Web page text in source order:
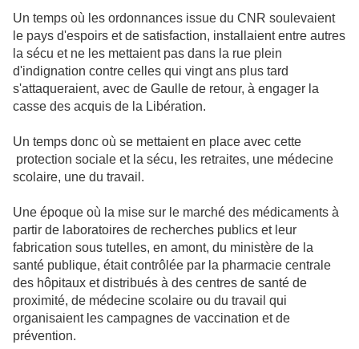
Un temps où les ordonnances issue du CNR soulevaient
le pays d'espoirs et de satisfaction, installaient entre autres
la sécu et ne les mettaient pas dans la rue plein
d'indignation contre celles qui vingt ans plus tard
s'attaqueraient, avec de Gaulle de retour, à engager la
casse des acquis de la Libération.
Un temps donc où se mettaient en place avec cette
protection sociale et la sécu, les retraites, une médecine
scolaire, une du travail.
Une époque où la mise sur le marché des médicaments à
partir de laboratoires de recherches publics et leur
fabrication sous tutelles, en amont, du ministère de la
santé publique, était contrôlée par la pharmacie centrale
des hôpitaux et distribués à des centres de santé de
proximité, de médecine scolaire ou du travail qui
organisaient les campagnes de vaccination et de
prévention.